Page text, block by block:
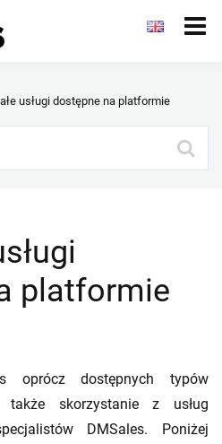
usługi dostępne na platformie
platformie
oprócz dostępnych typów
skorzystanie z usług
DMSales. Poniżej